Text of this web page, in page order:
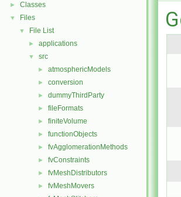
► Classes
▼ Files
▼ File List
► applications
▼ src
► atmosphericModels
► conversion
► dummyThirdParty
► fileFormats
► finiteVolume
► functionObjects
► fvAgglomerationMethods
► fvConstraints
► fvMeshDistributors
► fvMeshMovers